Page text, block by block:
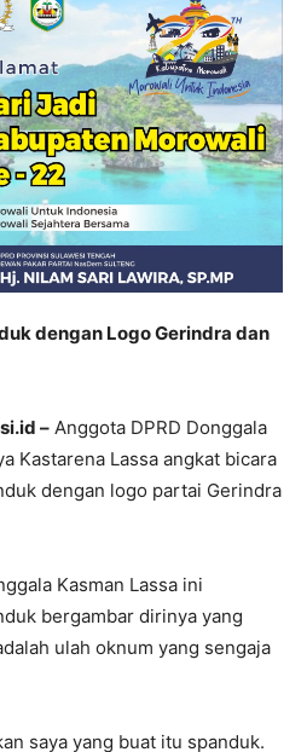
dengan Logo Gerindra dan
– Anggota DPRD Donggala
Kastarena Lassa angkat bicara
dengan logo partai Gerindra
Kasman Lassa ini
bergambar dirinya yang
ulah oknum yang sengaja
saya yang buat itu spanduk.